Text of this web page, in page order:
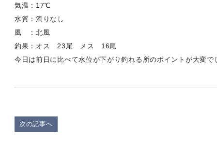
気温：17℃
水質：濁りなし
風 ：北風
釣果：オス 23尾 メス 16尾
今日は前日に比べて水位が下がり釣れる所のポイントが大変で
次の記事へ